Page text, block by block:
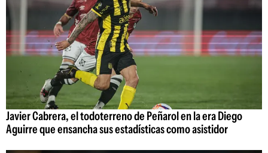
Javier Cabrera, el todoterreno de Peñarol en la era Diego
Aguirre que ensancha sus estadísticas como asistidor